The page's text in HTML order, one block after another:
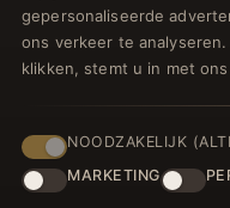
gepersonaliseerde
ons verkeer te
klikken, stemt u in met
NOODZAKELIJK
MARKETING
Nieuwe producten
Specials
Blog
Inloggen